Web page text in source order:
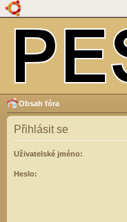
Obsah fóra
Přihlásit se
Uživatelské jméno:
Heslo: